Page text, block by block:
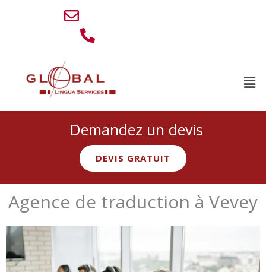
Demandez un devis
DEVIS GRATUIT
Agence de traduction à Vevey